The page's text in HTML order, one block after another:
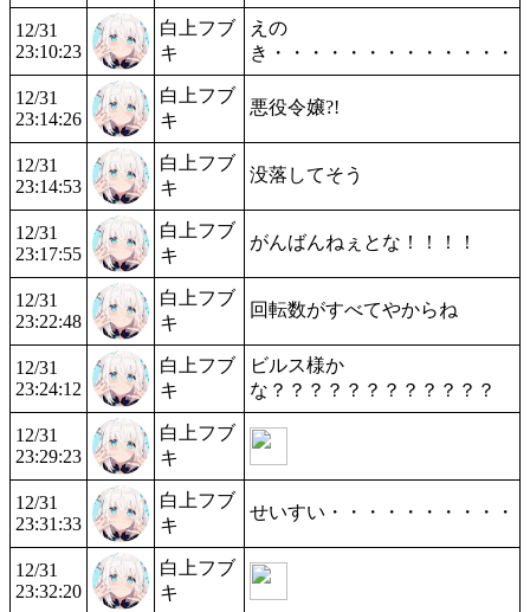
12/31
23:10:23
白上フブ
キ
えの
き・・・・・・・・・・・・・
12/31
23:14:26
白上フブ
キ
悪役令嬢?!
12/31
23:14:53
白上フブ
キ
没落してそう
12/31
23:17:55
白上フブ
キ
がんばんねぇとな！！！！
12/31
23:22:48
白上フブ
キ
回転数がすべてやからね
12/31
23:24:12
白上フブ
キ
ビルス様か
な？？？？？？？？？？？？
12/31
23:29:23
白上フブ
キ
12/31
23:31:33
白上フブ
キ
せいすい・・・・・・・・・・
12/31
23:32:20
白上フブ
キ